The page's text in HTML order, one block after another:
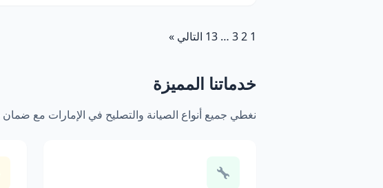
1
2
3
…
13 التالي »
خدماتنا المميزة
نغطي جميع أنواع الصيانة والتصليح في الإمارات مع